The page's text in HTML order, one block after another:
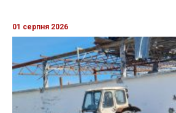
01 серпня 2026